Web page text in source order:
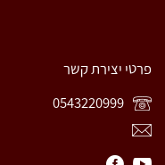
פרטי יצירת קשר